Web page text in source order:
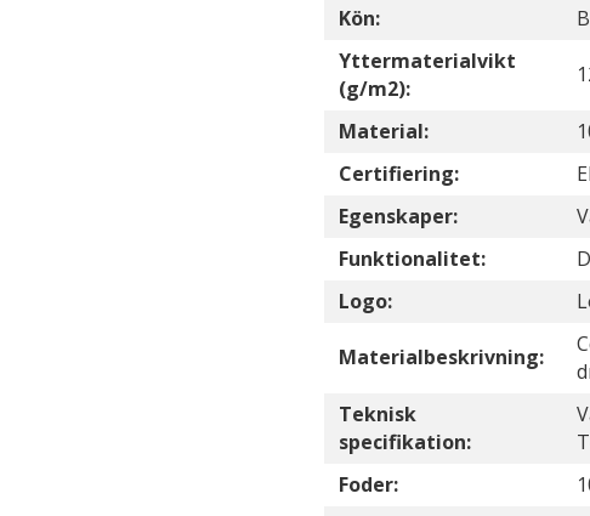
Kön:
Yttermaterialvikt
(g/m2):
Material:
Certifiering:
Egenskaper:
Funktionalitet:
Logo:
Materialbeskrivning:
Teknisk
specifikation:
Foder: